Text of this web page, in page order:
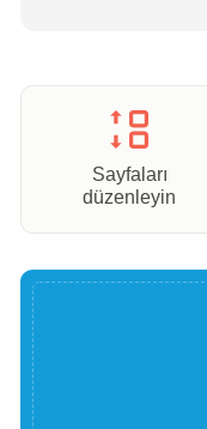
Sayfaları
düzenleyin